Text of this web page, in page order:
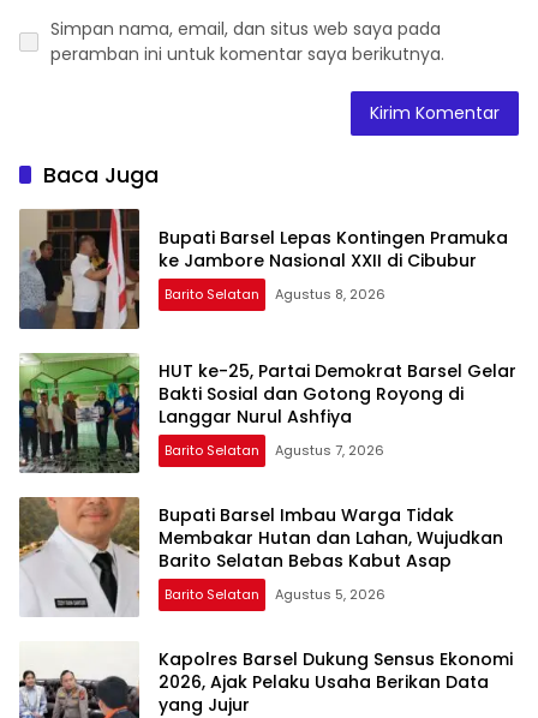
Simpan nama, email, dan situs web saya pada
peramban ini untuk komentar saya berikutnya.
Baca Juga
Bupati Barsel Lepas Kontingen Pramuka
ke Jambore Nasional XXII di Cibubur
Barito Selatan Agustus 8, 2026
HUT ke-25, Partai Demokrat Barsel Gelar
Bakti Sosial dan Gotong Royong di
Langgar Nurul Ashfiya
Barito Selatan Agustus 7, 2026
Bupati Barsel Imbau Warga Tidak
Membakar Hutan dan Lahan, Wujudkan
Barito Selatan Bebas Kabut Asap
Barito Selatan Agustus 5, 2026
Kapolres Barsel Dukung Sensus Ekonomi
2026, Ajak Pelaku Usaha Berikan Data
yang Jujur